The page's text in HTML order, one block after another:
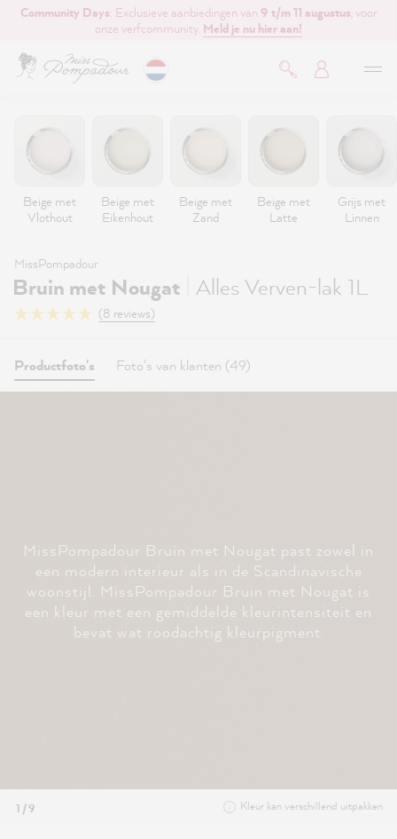
hoofdinhoud
Community Days: Exclusieve aanbiedingen van 9 t/m 11 augustus , voor
onze verfcommunity. Meld je nu hier aan!
Beige met
Vlothout
Beige met
Eikenhout
Beige met
Zand
Beige met
Latte
Grijs met
Linnen
MissPompadour
Bruin met Nougat Alles Verven-lak 1L
(8 reviews)
Productfoto's Foto's van klanten (49)
MissPompadour Bruin met Nougat past zowel in
een modern interieur als in de Scandinavische
woonstijl. MissPompadour Bruin met Nougat is
een kleur met een gemiddelde kleurintensiteit en
bevat wat roodachtig kleurpigment.
1 / 9 Kleur kan verschillend uitpakken